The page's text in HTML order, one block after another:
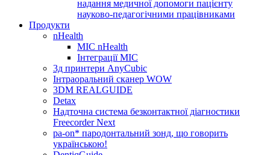
надання медичної допомоги пацієнту
науково-педагогічними працівниками
Продукти
nHealth
МІС nHealth
Інтеграції МІС
3д принтери AnyCubic
Інтраоральний сканер WOW
3DM REALGUIDE
Detax
Надточна система безконтактної діагностики
Freecorder Next
pa-on* пародонтальний зонд, що говорить
українською!